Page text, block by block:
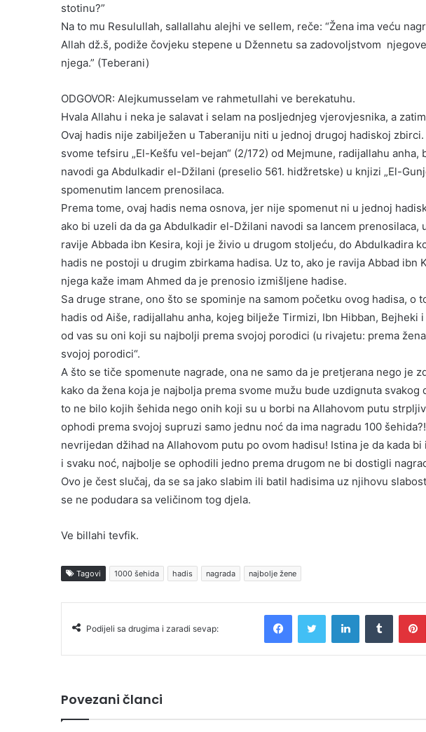
stotinu?”
Na to mu Resulullah, sallallahu alejhi ve sellem, reče: “Žena ima veću
Allah dž.š, podiže čovjeku stepene u Džennetu sa zadovoljstvom
njega.” (Teberani)
ODGOVOR: Alejkumusselam ve rahmetullahi ve berekatuhu.
Hvala Allahu i neka je salavat i selam na posljednjeg vjerovjesnika, a
Ovaj hadis nije zabilježen u Taberaniju niti u jednoj drugoj hadiskoj
svome tefsiru „El-Kešfu vel-bejan“ (2/172) od Mejmune, radijallahu anha,
navodi ga Abdulkadir el-Džilani (preselio 561. hidžretske) u knjizi „El-
spomenutim lancem prenosilaca.
Prema tome, ovaj hadis nema osnova, jer nije spomenut ni u jednoj
ako bi uzeli da da ga Abdulkadir el-Džilani navodi sa lancem prenosilaca,
ravije Abbada ibn Kesira, koji je živio u drugom stoljeću, do Abdulkadira
hadis ne postoji u drugim zbirkama hadisa. Uz to, ako je ravija Abbad ibn
njega kaže imam Ahmed da je prenosio izmišljene hadise.
Sa druge strane, ono što se spominje na samom početku ovog hadisa, o
hadis od Aiše, radijallahu anha, kojeg bilježe Tirmizi, Ibn Hibban, Bejheki
od vas su oni koji su najbolji prema svojoj porodici (u rivajetu: prema
svojoj porodici“.
A što se tiče spomenute nagrade, ona ne samo da je pretjerana nego je
kako da žena koja je najbolja prema svome mužu bude uzdignuta svakog
to ne bilo kojih šehida nego onih koji su u borbi na Allahovom putu
ophodi prema svojoj supruzi samo jednu noć da ima nagradu 100
nevrijedan džihad na Allahovom putu po ovom hadisu! Istina je da kada
i svaku noć, najbolje se ophodili jedno prema drugom ne bi dostigli
Ovo je čest slučaj, da se sa jako slabim ili batil hadisima uz njihovu
se ne podudara sa veličinom tog djela.
Ve billahi tevfik.
Tagovi 1000 šehida hadis nagrada najbolje žene
Podijeli sa drugima i zaradi sevap:
Povezani članci